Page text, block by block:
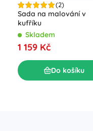
(2)
Sada na malování v
kufříku
Skladem
1 159 Kč
Do košíku